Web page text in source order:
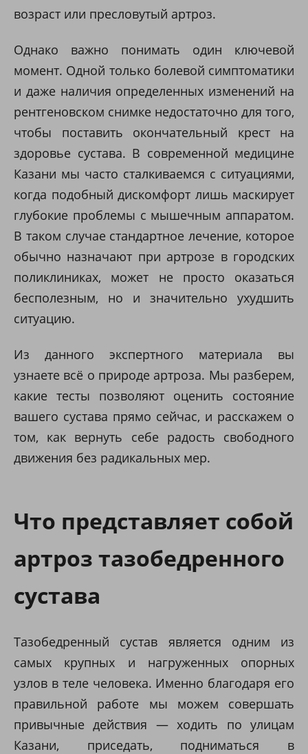
возраст или пресловутый артроз.
Однако важно понимать один ключевой
момент. Одной только болевой симптоматики
и даже наличия определенных изменений на
рентгеновском снимке недостаточно для того,
чтобы поставить окончательный крест на
здоровье сустава. В современной медицине
Казани мы часто сталкиваемся с ситуациями,
когда подобный дискомфорт лишь маскирует
глубокие проблемы с мышечным аппаратом.
В таком случае стандартное лечение, которое
обычно назначают при артрозе в городских
поликлиниках, может не просто оказаться
бесполезным, но и значительно ухудшить
ситуацию.
Из данного экспертного материала вы
узнаете всё о природе артроза. Мы разберем,
какие тесты позволяют оценить состояние
вашего сустава прямо сейчас, и расскажем о
том, как вернуть себе радость свободного
движения без радикальных мер.
Что представляет собой
артроз тазобедренного
сустава
Тазобедренный сустав является одним из
самых крупных и нагруженных опорных
узлов в теле человека. Именно благодаря его
правильной работе мы можем совершать
привычные действия — ходить по улицам
Казани, приседать, подниматься в